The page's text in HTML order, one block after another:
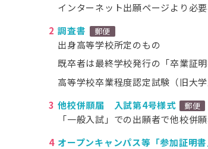
インターネット出願ページより必
調査書
郵便
出身高等学校所定のもの
既卒者は最終学校発行の「卒業証
高等学校卒業程度認定試験（旧大
他校併願届 入試第4号様式
郵便
「一般入試」での出願者で他校併
オープンキャンパス等「参加証明書